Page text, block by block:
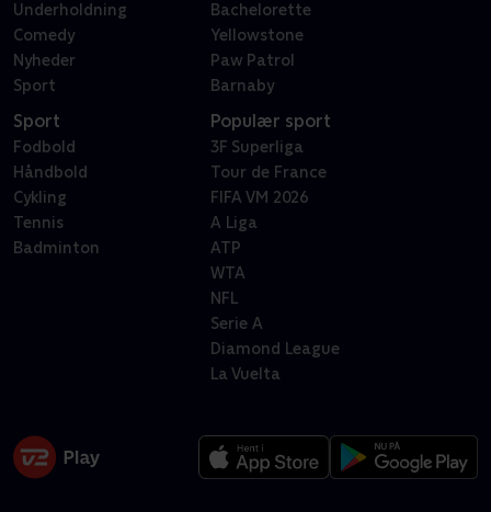
Underholdning
Comedy
Nyheder
Sport
Bachelorette
Yellowstone
Paw Patrol
Barnaby
Sport
Fodbold
Håndbold
Cykling
Tennis
Badminton
Populær sport
3F Superliga
Tour de France
FIFA VM 2026
A Liga
ATP
WTA
NFL
Serie A
Diamond League
La Vuelta